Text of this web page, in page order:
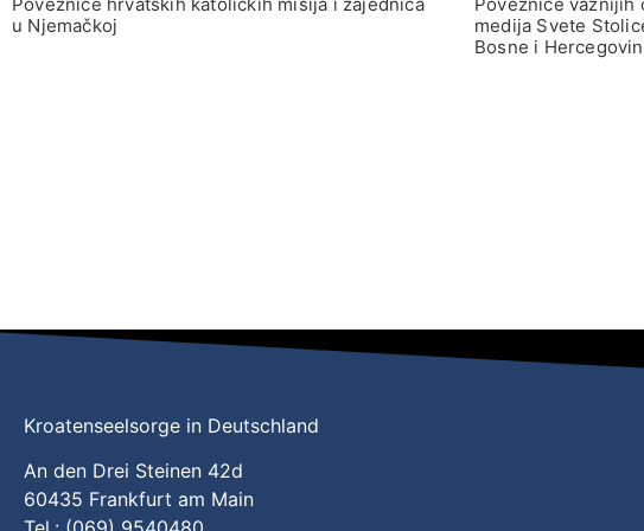
u Njemačkoj
medija Svete
Bosne i
Kroatenseelsorge in Deutschland
An den Drei Steinen 42d
60435 Frankfurt am Main